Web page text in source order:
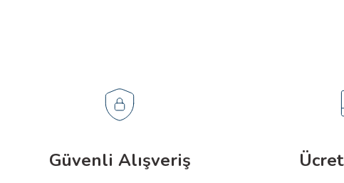
Güvenli Alışveriş